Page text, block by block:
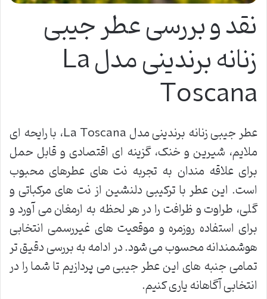
نقد و بررسی عطر جیبی
زنانه برندینی مدل La
Toscana
عطر جیبی زنانه برندینی مدل La Toscana، با رایحه ای
ملایم، شیرین و خنک، گزینه ای اقتصادی و قابل حمل
برای علاقه مندان به تجربه نت های عطرهای محبوب
است. این عطر با ترکیبی دلنشین از نت های مرکباتی و
گلی، طراوت و ظرافت را در هر لحظه به ارمغان می آورد و
برای استفاده روزمره و موقعیت های غیررسمی انتخابی
هوشمندانه محسوب می شود. در ادامه به بررسی دقیق تر
تمامی جنبه های این عطر جیبی می پردازیم تا شما را در
انتخابی آگاهانه یاری کنیم.